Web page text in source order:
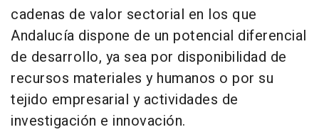
cadenas de valor sectorial en los que
Andalucía dispone de un potencial diferencial
de desarrollo, ya sea por disponibilidad de
recursos materiales y humanos o por su
tejido empresarial y actividades de
investigación e innovación.